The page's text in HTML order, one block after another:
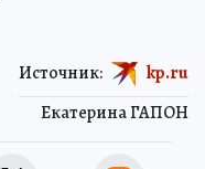
Екатерина ГАПОН
Источник: kp.ru